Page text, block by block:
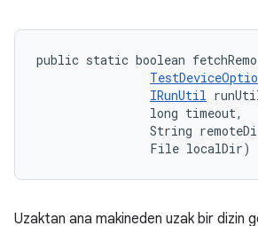
public static boolean
IRunUtil
                long timeout,
String
                File localDir)
Uzaktan ana makineden uzak bir dizin